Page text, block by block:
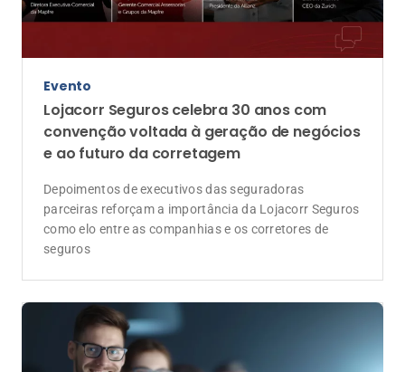
Evento
Lojacorr Seguros celebra 30 anos com
convenção voltada à geração de negócios
e ao futuro da corretagem
Depoimentos de executivos das seguradoras
parceiras reforçam a importância da Lojacorr Seguros
como elo entre as companhias e os corretores de
seguros